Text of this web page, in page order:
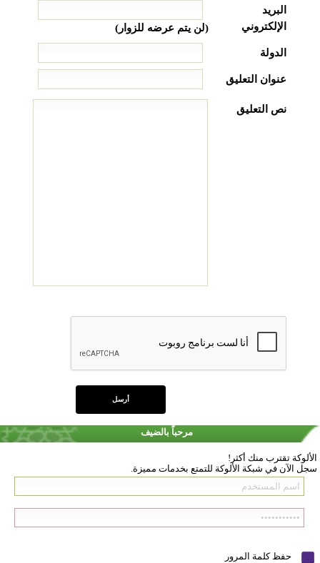
البريد
الإلكتروني
(لن يتم عرضه للزوار)
الدولة
عنوان التعليق
نص التعليق
مرحباً بالضيف
الألوكة تقترب منك أكثر!
سجل الآن في شبكة الألوكة للتمتع بخدمات مميزة.
حفظ كلمة المرور